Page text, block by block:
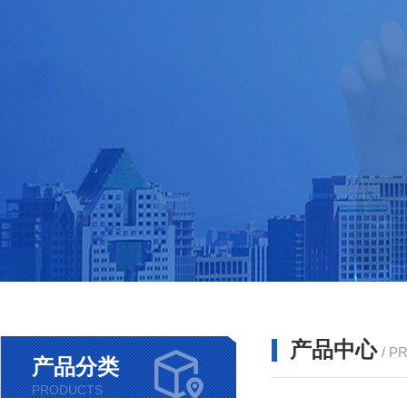
产品分类
PRODUCTS
产品中心 /